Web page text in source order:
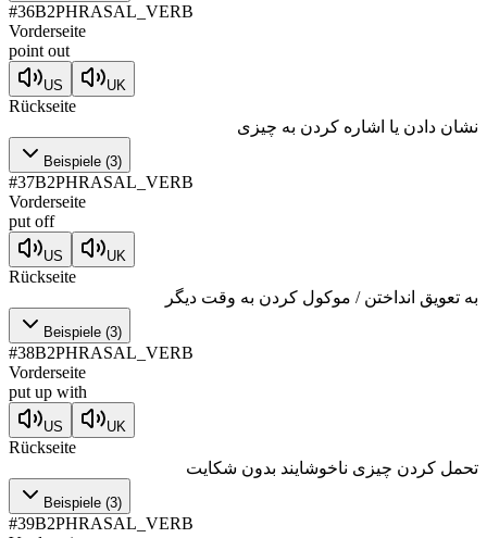
#36B2PHRASAL_VERB
Vorderseite
point out
US UK
Rückseite
نشان دادن یا اشاره کردن به چیزی
Beispiele (3)
#37B2PHRASAL_VERB
Vorderseite
put off
US UK
Rückseite
به تعویق انداختن / موکول کردن به وقت دیگر
Beispiele (3)
#38B2PHRASAL_VERB
Vorderseite
put up with
US UK
Rückseite
تحمل کردن چیزی ناخوشایند بدون شکایت
Beispiele (3)
#39B2PHRASAL_VERB